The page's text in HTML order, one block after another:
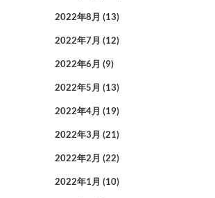
2022年8月 (13)
2022年7月 (12)
2022年6月 (9)
2022年5月 (13)
2022年4月 (19)
2022年3月 (21)
2022年2月 (22)
2022年1月 (10)